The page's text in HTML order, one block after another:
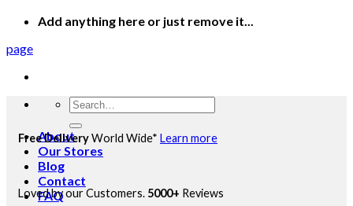
Add anything here or just remove it...
page
Search
for:
About
Our Stores
Blog
Contact
FAQ
Free DeliveryWorld Wide* Learn more
Loved by our Customers. 5000+ Reviews